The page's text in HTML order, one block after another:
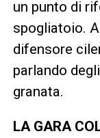
un punto di
spogliatoio.
difensore
parlando
granata.
LA GARA